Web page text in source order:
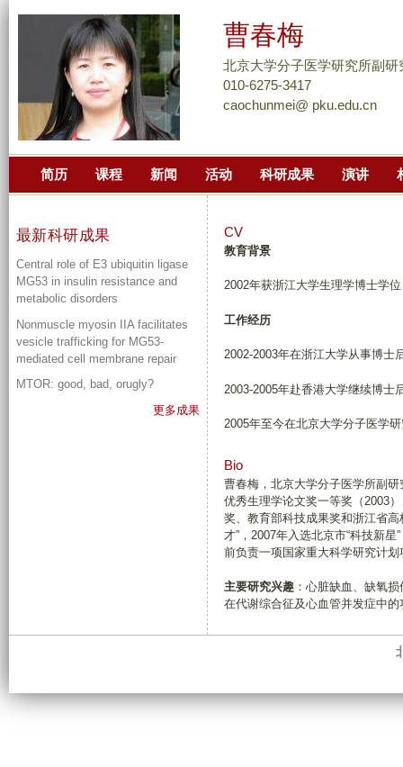
到
主
内
曹春梅
北京大学分子医学研究所副研
010-6275-3417
caochunmei@ pku.edu.cn
简历 课程 新闻 活动 科研成果 演讲
CV
教育背景
2002年获浙江大学生理学博士学
工作经历
2002-2003年在浙江大学从事博士
2003-2005年赴香港大学继续博士
2005年至今在北京大学分子医学
Bio
曹春梅，北京大学分子医学所副研
优秀生理学论文奖一等奖（2003
奖、教育部科技成果奖和浙江省
才”，2007年入选北京市“科技新
前负责一项国家重大科学研究计
主要研究兴趣 ：心脏缺血、缺氧
在代谢综合征及心血管并发症中
最新科研成果
Central role of E3 ubiquitin ligase
MG53 in insulin resistance and
metabolic disorders
Nonmuscle myosin IIA facilitates
vesicle trafficking for MG53-
mediated cell membrane repair
MTOR: good, bad, orugly?
更多成果